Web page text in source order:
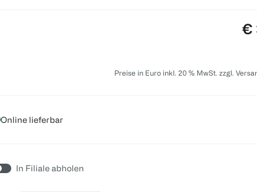
€
Preise in Euro inkl. 20 % MwSt. zzgl.
Online lieferbar
In Filiale abholen